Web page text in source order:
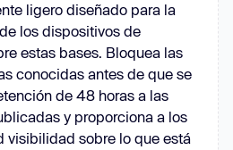
ligero diseñado para la
los dispositivos de
estas bases. Bloquea las
conocidas antes de que se
de 48 horas a las
y proporciona a los
visibilidad sobre lo que está